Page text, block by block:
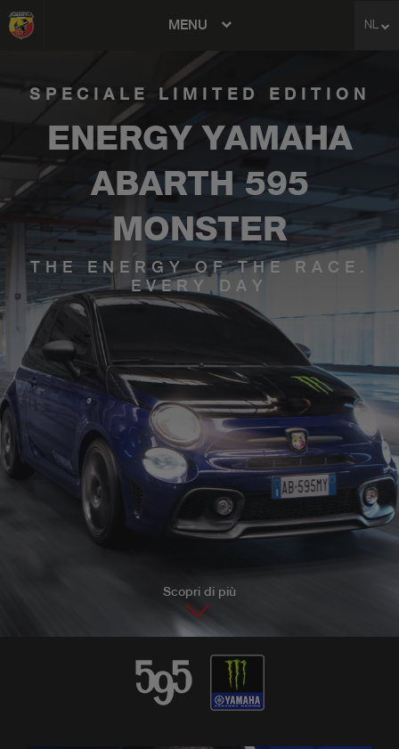
MENU NL
SPECIALE LIMITED EDITION
ENERGY YAMAHA
ABARTH 595
MONSTER
THE ENERGY OF THE RACE.
EVERY DAY
Scopri di più